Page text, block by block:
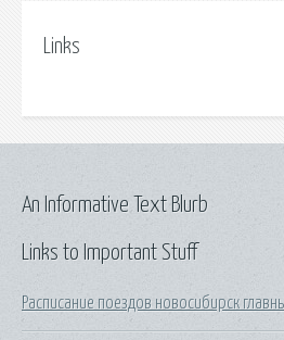
Links
Links to Important Stuff
Расписание поездов новосибирск
An Informative Text Blurb